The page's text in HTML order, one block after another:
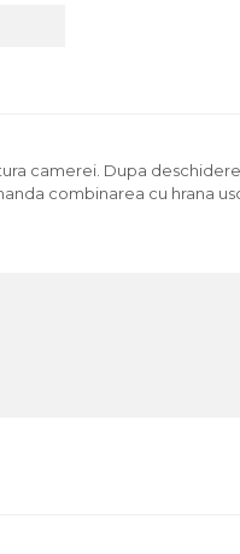
camerei. Dupa
combinarea cu hrana